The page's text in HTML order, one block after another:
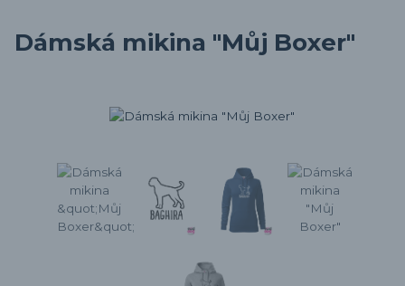
Dámská mikina "Můj Boxer"